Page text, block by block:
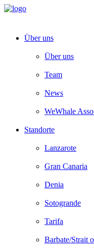
Über uns
Über uns
Team
News
WeWhale
Standorte
Lanzarote
Gran Canaria
Denia
Sotogrande
Tarifa
Barbate/Strait